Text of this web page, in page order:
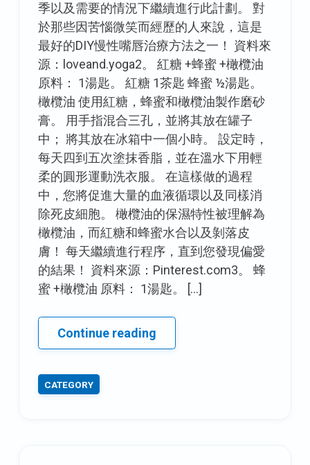
季以及需要的情況下繼續進行此計劃。 對
於那些因苦惱微笑而經歷的人來說，這是
最好的DIY慢性嘴唇治療方法之一！ 資料來
源：loveand.yoga2。 紅糖 +蜂蜜 +橄欖油
原料： 1湯匙。 紅糖 1茶匙 蜂蜜 ½湯匙。
橄欖油 使用紅糖，蜂蜜和橄欖油製作磨砂
膏。 用手指混合三孔，並將其放在罐子
中； 將其放在冰箱中一個小時。 設定時，
每天四到五次塗抹香脂，並在溫水下用輕
柔的圓形運動洗衣服。 在這樣做的過程
中，您將促進大量的血液循環以及同樣消
除死皮細胞。 橄欖油的保濕特性被理解為
橄欖油，而紅糖和蜂蜜水合以及剝落皮
膚！ 每天繼續進行程序，直到您發現偏愛
的結果！ 資料來源：Pinterest.com3。 蜂
蜜 +橄欖油 原料： 1湯匙。 […]
Continue reading再
見
CATEGORY